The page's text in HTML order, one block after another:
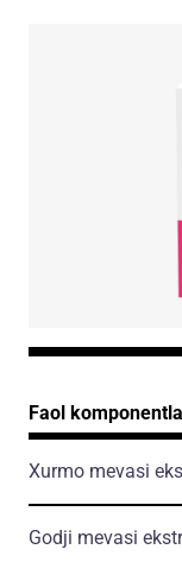
Faol
Xurmo mevasi
Godji mevasi